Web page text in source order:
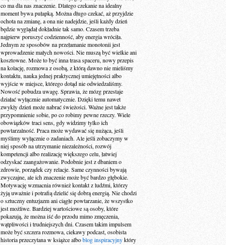
co ma dla nas znaczenie. Dlatego czekanie na idealny
moment bywa pułapką. Można długo czekać, aż przyjdzie
ochota na zmianę, a ona nie nadejdzie, jeśli każdy dzień
będzie wyglądał dokładnie tak samo. Czasem trzeba
najpierw poruszyć codzienność, aby energia wróciła.
Jednym ze sposobów na przełamanie monotonii jest
wprowadzenie małych nowości. Nie muszą być wielkie ani
kosztowne. Może to być inna trasa spaceru, nowy przepis
na kolację, rozmowa z osobą, z którą dawno nie mieliśmy
kontaktu, nauka jednej praktycznej umiejętności albo
wyjście w miejsce, którego dotąd nie odwiedzaliśmy.
Nowość pobudza uwagę. Sprawia, że mózg przestaje
działać wyłącznie automatycznie. Dzięki temu nawet
zwykły dzień może nabrać świeżości. Ważne jest także
przypomnienie sobie, po co robimy pewne rzeczy. Wiele
obowiązków traci sens, gdy widzimy tylko ich
powtarzalność. Praca może wydawać się nużąca, jeśli
myślimy wyłącznie o zadaniach. Ale jeśli zobaczymy w
niej sposób na utrzymanie niezależności, rozwój
kompetencji albo realizację większego celu, łatwiej
odzyskać zaangażowanie. Podobnie jest z dbaniem o
zdrowie, porządek czy relacje. Same czynności bywają
zwyczajne, ale ich znaczenie może być bardzo głębokie.
Motywację wzmacnia również kontakt z ludźmi, którzy
żyją uważnie i potrafią dzielić się dobrą energią. Nie chodzi
o sztuczny entuzjazm ani ciągłe powtarzanie, że wszystko
jest możliwe. Bardziej wartościowe są osoby, które
pokazują, że można iść do przodu mimo zmęczenia,
wątpliwości i trudniejszych dni. Czasem takim impulsem
może być szczera rozmowa, ciekawy podcast, osobista
historia przeczytana w książce alboblog inspiracyjnyktóry